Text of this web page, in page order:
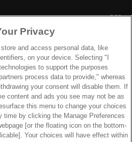
863
205
187
181
179
175
Privacy
store and access personal data, like
on your device. Selecting "I
to support the purposes
process data to provide," whereas
your consent will disable them. If
content and ads you see may not be as
this menu to change your choices
time by clicking the Manage Preferences
[or the floating icon on the bottom-
Your choices will have effect within